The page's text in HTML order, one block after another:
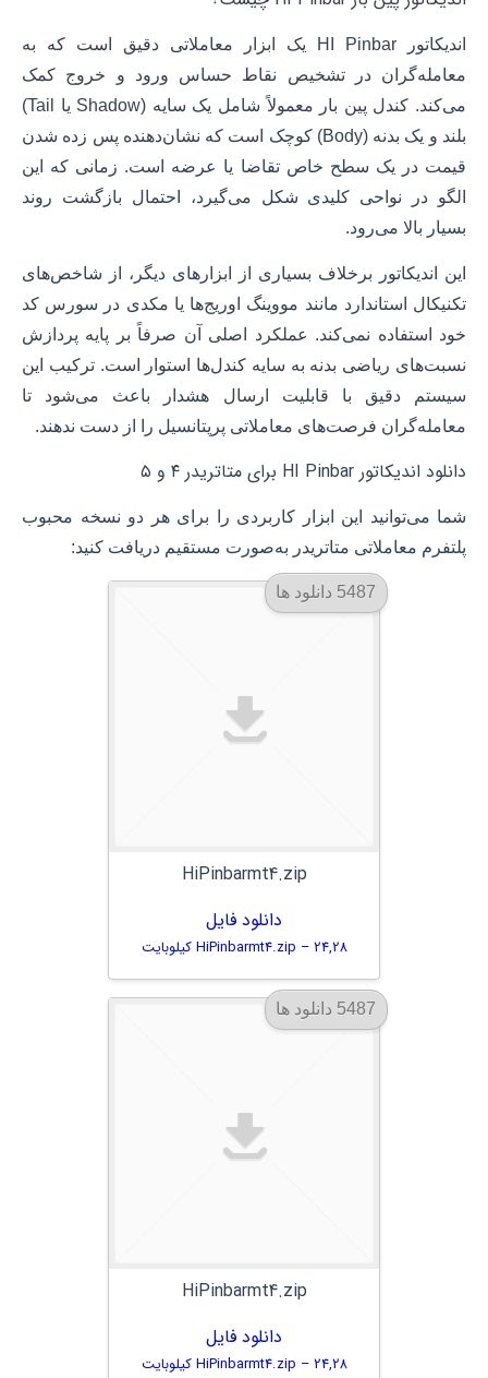
اندیکاتور HI Pinbar یک ابزار معاملاتی دقیق است که به
معامله‌گران در تشخیص نقاط حساس ورود و خروج کمک
می‌کند. کندل پین بار معمولاً شامل یک سایه (Shadow یا Tail)
بلند و یک بدنه (Body) کوچک است که نشان‌دهنده پس زده شدن
قیمت در یک سطح خاص تقاضا یا عرضه است. زمانی که این
الگو در نواحی کلیدی شکل می‌گیرد، احتمال بازگشت روند
بسیار بالا می‌رود.
این اندیکاتور برخلاف بسیاری از ابزارهای دیگر، از شاخص‌های
تکنیکال استاندارد مانند مووینگ اوریج‌ها یا مکدی در سورس کد
خود استفاده نمی‌کند. عملکرد اصلی آن صرفاً بر پایه پردازش
نسبت‌های ریاضی بدنه به سایه کندل‌ها استوار است. ترکیب این
سیستم دقیق با قابلیت ارسال هشدار باعث می‌شود تا
معامله‌گران فرصت‌های معاملاتی پرپتانسیل را از دست ندهند.
دانلود اندیکاتور HI Pinbar برای متاتریدر ۴ و ۵
شما می‌توانید این ابزار کاربردی را برای هر دو نسخه محبوب
پلتفرم معاملاتی متاتریدر به‌صورت مستقیم دریافت کنید:
5487 دانلود ها
HiPinbarmt4.zip
دانلود فایل
HiPinbarmt4.zip – 24,28 کیلوبایت
5487 دانلود ها
HiPinbarmt4.zip
دانلود فایل
HiPinbarmt4.zip – 24,28 کیلوبایت